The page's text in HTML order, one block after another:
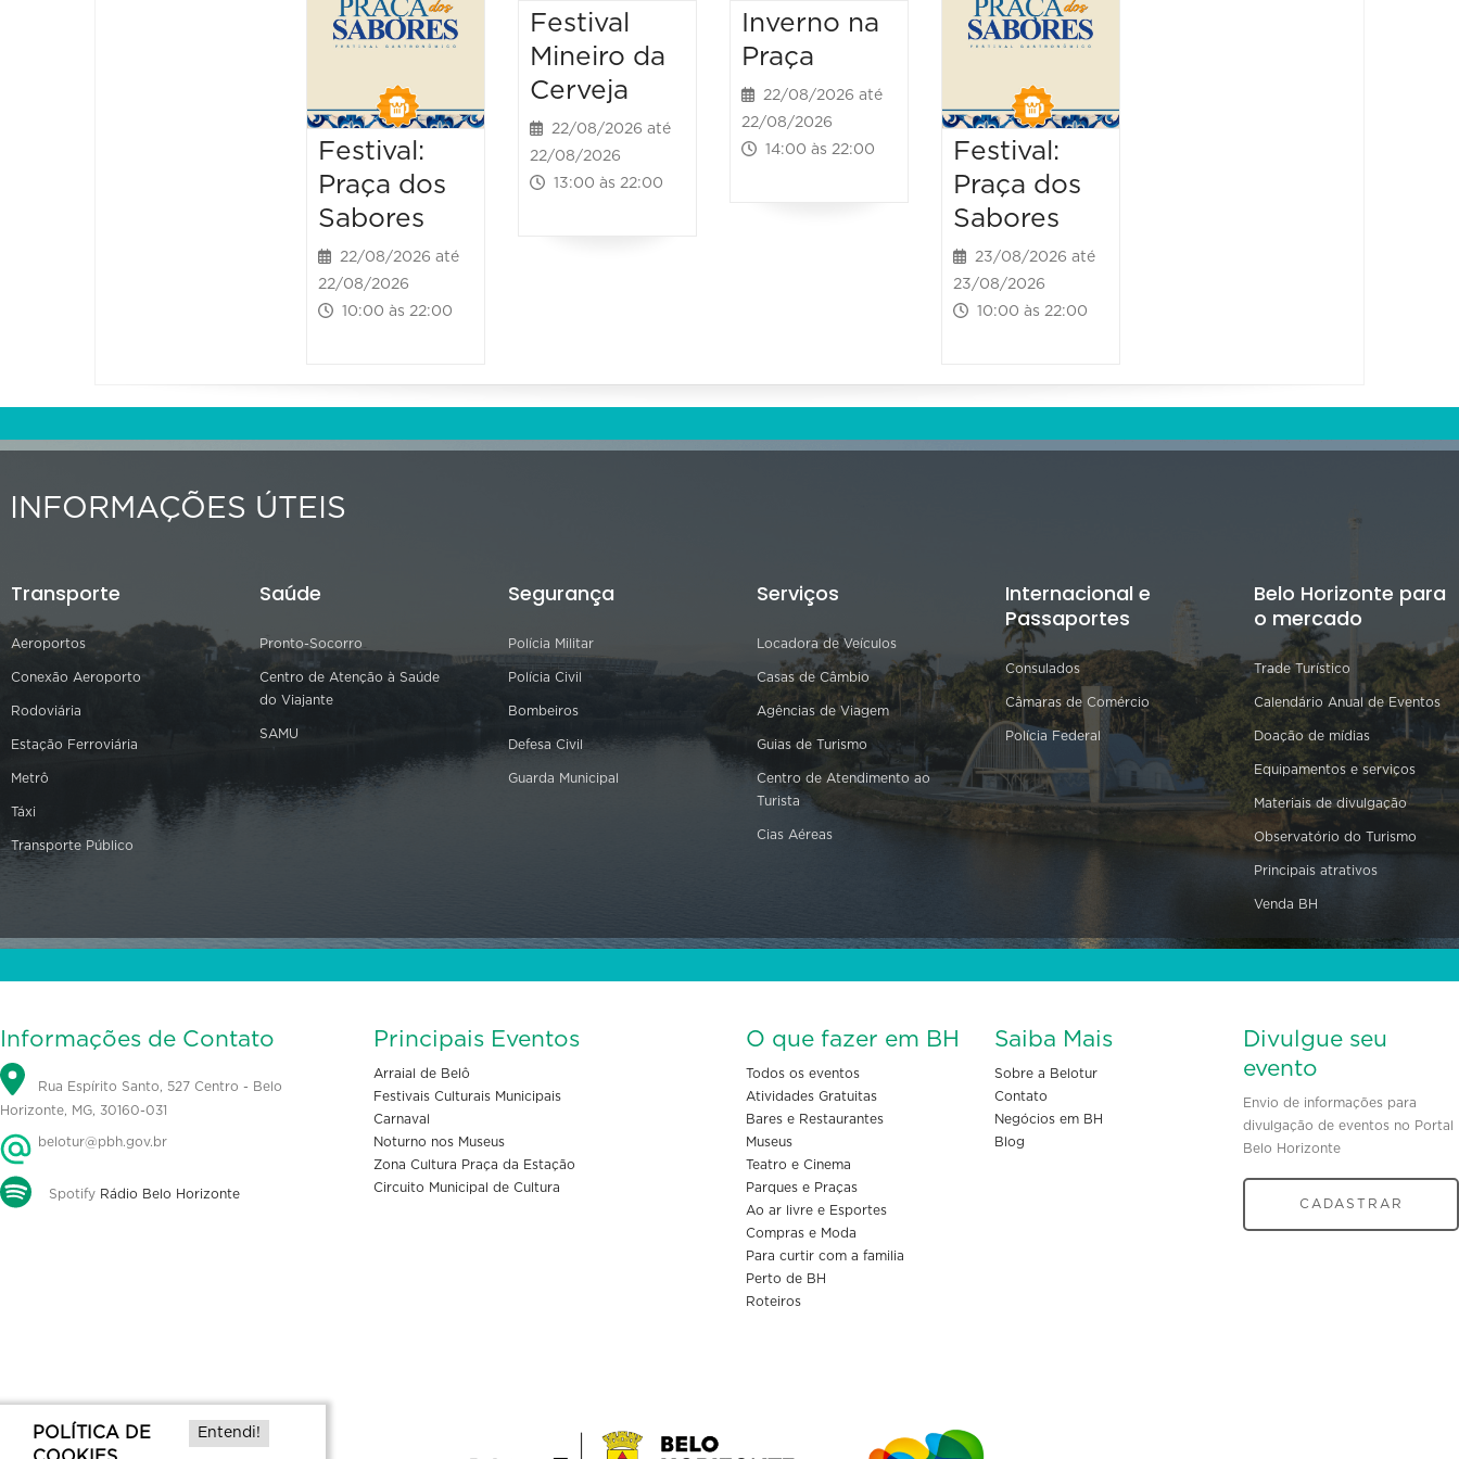
Festival:
Praça dos
Sabores
22/08/2026 até
22/08/2026
10:00 às 22:00
Festival
Mineiro da
Cerveja
22/08/2026 até
22/08/2026
13:00 às 22:00
Inverno na
Praça
22/08/2026 até
22/08/2026
14:00 às 22:00
Festival:
Praça dos
Sabores
23/08/2026 até
23/08/2026
10:00 às 22:00
INFORMAÇÕES ÚTEIS
Transporte
Aeroportos
Conexão Aeroporto
Rodoviária
Estação Ferroviária
Metrô
Táxi
Transporte Público
Saúde
Pronto-Socorro
Centro de Atenção à Saúde
do Viajante
SAMU
Segurança
Polícia Militar
Polícia Civil
Bombeiros
Defesa Civil
Guarda Municipal
Serviços
Locadora de Veículos
Casas de Câmbio
Agências de Viagem
Guias de Turismo
Centro de Atendimento ao
Turista
Cias Aéreas
Internacional e
Passaportes
Consulados
Câmaras de Comércio
Polícia Federal
Belo Horizonte para
o mercado
Trade Turístico
Calendário Anual de Eventos
Doação de mídias
Equipamentos e serviços
Materiais de divulgação
Observatório do Turismo
Principais atrativos
Venda BH
Informações de Contato
Rua Espírito Santo, 527 Centro - Belo
Horizonte, MG, 30160-031
belotur@pbh.gov.br
Spotify Rádio Belo Horizonte
Principais Eventos
Arraial de Belô
Festivais Culturais Municipais
Carnaval
Noturno nos Museus
Zona Cultura Praça da Estação
Circuito Municipal de Cultura
O que fazer em BH
Todos os eventos
Atividades Gratuitas
Bares e Restaurantes
Museus
Teatro e Cinema
Parques e Praças
Ao ar livre e Esportes
Compras e Moda
Para curtir com a familia
Perto de BH
Roteiros
Saiba Mais
Sobre a Belotur
Contato
Negócios em BH
Blog
Divulgue seu
evento
Envio de informações para
divulgação de eventos no Portal
Belo Horizonte
CADASTRAR
POLÍTICA DE
Entendi!